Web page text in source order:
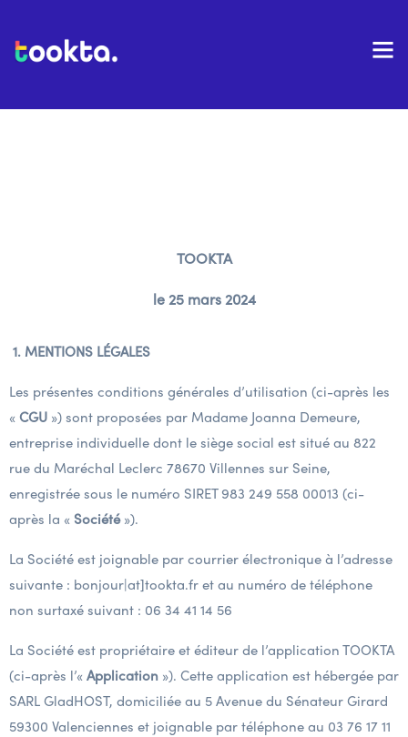
TOOKTA
le 25 mars 2024
1. MENTIONS LÉGALES
Les présentes conditions générales d’utilisation (ci-après les
«CGU ») sont proposées par Madame Joanna Demeure,
entreprise individuelle dont le siège social est situé au 822
rue du Maréchal Leclerc 78670 Villennes sur Seine,
enregistrée sous le numéro SIRET 983 249 558 00013 (ci-
après la « Société»).
La Société est joignable par courrier électronique à l’adresse
suivante : bonjour|at]tookta.fr et au numéro de téléphone
non surtaxé suivant : 06 34 41 14 56
La Société est propriétaire et éditeur de l’application TOOKTA
(ci-après l’«Application »). Cette application est hébergée par
SARL GladHOST, domiciliée au 5 Avenue du Sénateur Girard
59300 Valenciennes et joignable par téléphone au 03 76 17 11